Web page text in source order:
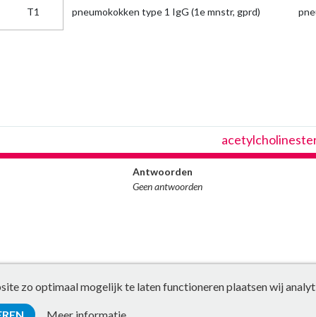
T1 pneumokokken type 1 IgG (1e mnstr, gprd)
Antwoorden
Geen antwoorden
zo optimaal mogelijk te laten functioneren plaatsen wij